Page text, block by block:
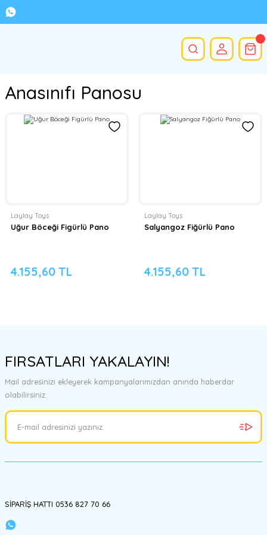
Anasınıfı Panosu
Laylay Toys
Uğur Böceği Figürlü Pano
4.155,60 TL
Laylay Toys
Salyangoz Fiğürlü Pano
4.155,60 TL
FIRSATLARI YAKALAYIN!
Mail adresinizi ekleyerek kampanyalarımızdan anında haberdar
olabilirsiniz.
SİPARİŞ HATTI 0536 827 70 66